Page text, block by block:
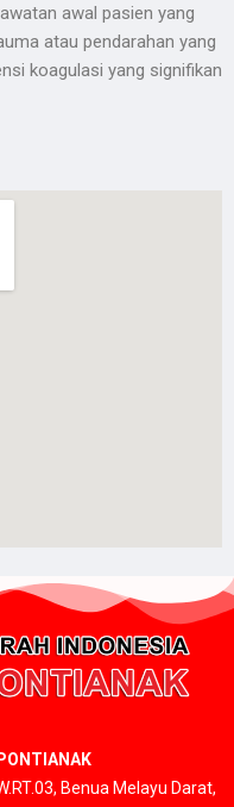
awal pasien yang
atau pendarahan yang
koagulasi yang signifikan
Benua Melayu Darat,